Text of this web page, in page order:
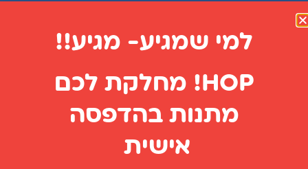
"אנשים אוהבים לעבוד
במקום שאוהב לעבוד איתם"
למי שמגיע- מגיע!!
HOP! מחלקת לכם
מתנות בהדפסה
אישית